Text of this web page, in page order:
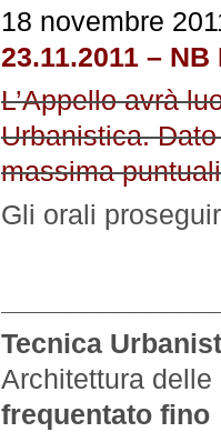
18 novembre
23.11.2011 –
L’Appello avrà
Urbanistica.
massima
Gli orali
Tecnica
Architettura
frequentato fino